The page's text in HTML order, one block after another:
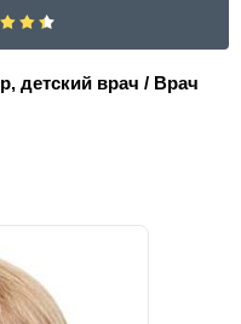
детский врач / Врач